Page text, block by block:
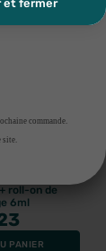
roll-on de
6ml
PANIER
et fermer
commande.
site.